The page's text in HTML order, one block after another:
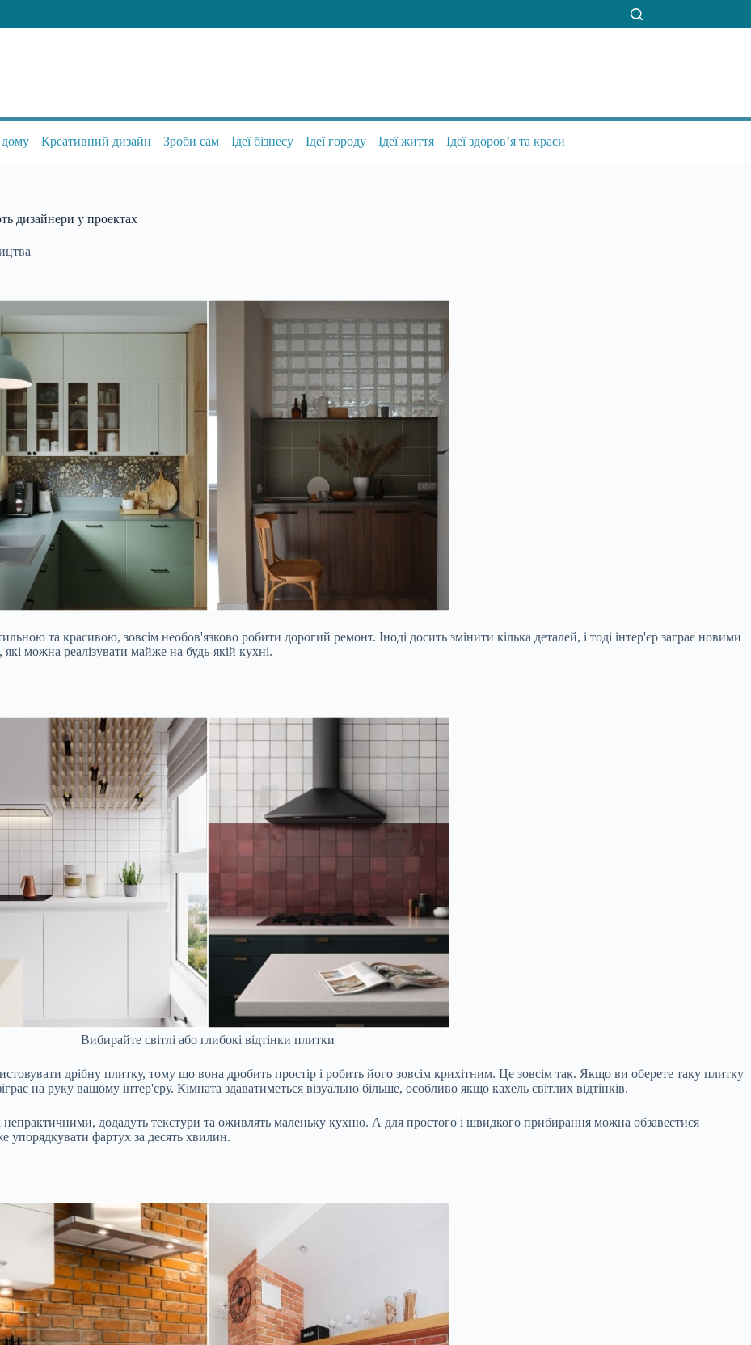
дому Креативний дизайн Зроби сам Ідеї бізнесу Ідеї городу Ідеї життя Ідеї здоров’я та краси
дизайнери у проектах
та красивою, зовсім необов'язково робити дорогий ремонт. Іноді досить змінити кілька деталей, і тоді інтер'єр заграє новими
можна реалізувати майже на будь-якій кухні.
Вибирайте світлі або глибокі відтінки плитки
дрібну плитку, тому що вона дробить простір і робить його зовсім крихітним. Це зовсім так. Якщо ви оберете таку плитку
на руку вашому інтер'єру. Кімната здаватиметься візуально більше, особливо якщо кахель світлих відтінків.
додадуть текстури та оживлять маленьку кухню. А для простого і швидкого прибирання можна обзавестися
фартух за десять хвилин.